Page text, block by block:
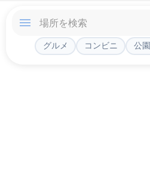
グルメ コンビニ 公園